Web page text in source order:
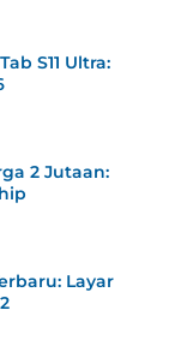
S11 Ultra:
2 Jutaan:
Layar